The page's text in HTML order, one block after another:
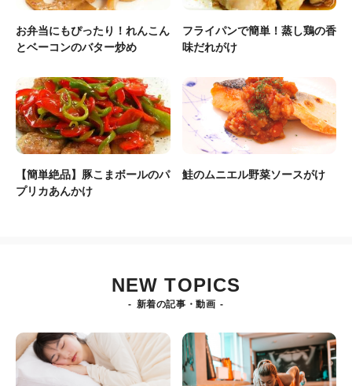
お弁当にもぴったり！れんこん
とベーコンのバター炒め
フライパンで簡単！蒸し鶏の香
味だれがけ
【簡単絶品】豚こまボールのパ
プリカあんかけ
鮭のムニエル野菜ソースがけ
NEW TOPICS
新着の記事・動画